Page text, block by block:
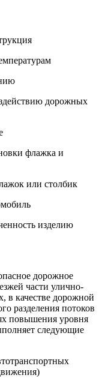
дорожных
флажка и
или столбик
изделию
дорожное
части улично-
в качестве дорожной
разделения потоков
повышения уровня
следующие